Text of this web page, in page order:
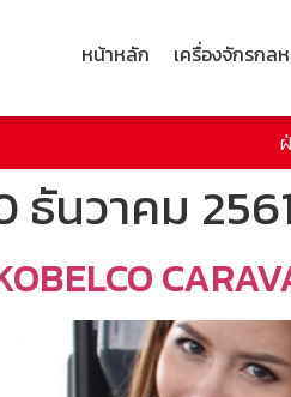
หน้าหลัก เครื่องจักรกล
ธันวาคม